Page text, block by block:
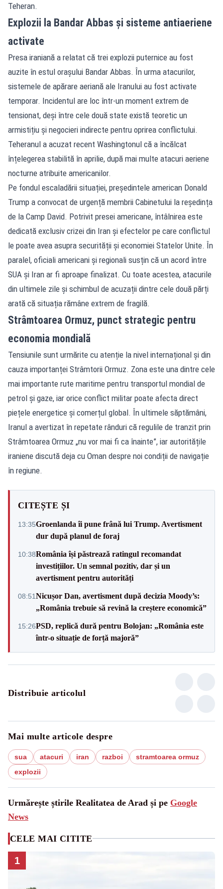
Teheran.
Explozii la Bandar Abbas și sisteme antiaeriene
activate
Presa iraniană a relatat că trei explozii puternice au fost
auzite în estul orașului Bandar Abbas. În urma atacurilor,
sistemele de apărare aeriană ale Iranului au fost activate
temporar. Incidentul are loc într-un moment extrem de
tensionat, deși între cele două state există teoretic un
armistițiu și negocieri indirecte pentru oprirea conflictului.
Teheranul a acuzat recent Washingtonul că a încălcat
înțelegerea stabilită în aprilie, după mai multe atacuri aeriene
nocturne atribuite americanilor.
Pe fondul escaladării situației, președintele american Donald
Trump a convocat de urgență membrii Cabinetului la reședința
de la Camp David. Potrivit presei americane, întâlnirea este
dedicată exclusiv crizei din Iran și efectelor pe care conflictul
le poate avea asupra securității și economiei Statelor Unite. În
paralel, oficiali americani și regionali susțin că un acord între
SUA și Iran ar fi aproape finalizat. Cu toate acestea, atacurile
din ultimele zile și schimbul de acuzații dintre cele două părți
arată că situația rămâne extrem de fragilă.
Strâmtoarea Ormuz, punct strategic pentru
economia mondială
Tensiunile sunt urmărite cu atenție la nivel internațional și din
cauza importanței Strâmtorii Ormuz. Zona este una dintre cele
mai importante rute maritime pentru transportul mondial de
petrol și gaze, iar orice conflict militar poate afecta direct
piețele energetice și comerțul global. În ultimele săptămâni,
Iranul a avertizat în repetate rânduri că regulile de tranzit prin
Strâmtoarea Ormuz „nu vor mai fi ca înainte”, iar autoritățile
iraniene discută deja cu Oman despre noi condiții de navigație
în regiune.
CITEȘTE ȘI
13:35Groenlanda îi pune frână lui Trump. Avertisment
dur după planul de foraj
10:38România își păstrează ratingul recomandat
investițiilor. Un semnal pozitiv, dar și un
avertisment pentru autorități
08:51Nicușor Dan, avertisment după decizia Moody’s:
„România trebuie să revină la creștere economică”
15:26PSD, replică dură pentru Bolojan: „România este
într-o situație de forță majoră”
Distribuie articolul
Mai multe articole despre
sua atacuri iran razboi
stramtoarea ormuz
explozii
Urmărește știrile Realitatea de Arad și pe Google
News
CELE MAI CITITE
1